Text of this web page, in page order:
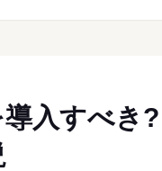
入すべき